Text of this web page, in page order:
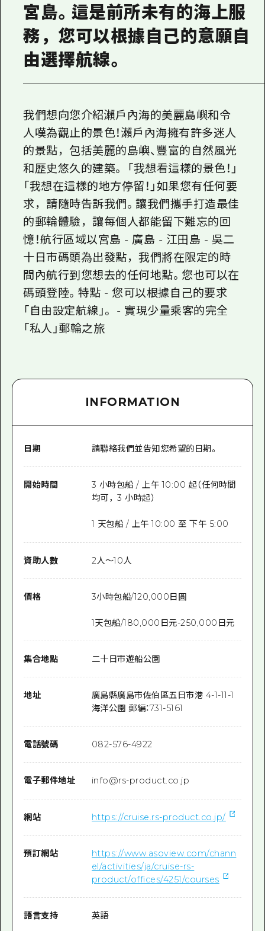
廣島縣觀光宣傳冊
宮島。這是前所未有的海上服
務，您可以根據自己的意願自
由選擇航線。
我們想向您介紹瀨戶內海的美麗島嶼和令
人嘆為觀止的景色！瀨戶內海擁有許多迷人
的景點，包括美麗的島嶼、豐富的自然風光
和歷史悠久的建築。 「我想看這樣的景色！」
「我想在這樣的地方停留！」如果您有任何要
求，請隨時告訴我們。讓我們攜手打造最佳
的郵輪體驗，讓每個人都能留下難忘的回
憶！航行區域以宮島 - 廣島 - 江田島 - 吳二
十日市碼頭為出發點，我們將在限定的時
間內航行到您想去的任何地點。您也可以在
碼頭登陸。特點 - 您可以根據自己的要求
「自由設定航線」。 - 實現少量乘客的完全
「私人」郵輪之旅
INFORMATION
日期 請聯絡我們並告知您希望的日期。
開始時間
3 小時包船 / 上午 10:00 起（任何時間
均可，3 小時起）
1 天包船 / 上午 10:00 至 下午 5:00
資助人數 2人～10人
價格 3小時包船/120,000日圓
1天包船/180,000日元-250,000日元
集合地點 二十日市遊船公園
地址
廣島縣廣島市佐伯區五日市港 4-1-11-1
海洋公園 郵編：731-5161
電話號碼 082-576-4922
電子郵件地址 info@rs-product.co.jp
網站 https://cruise.rs-product.co.jp/
預訂網站
https://www.asoview.com/chann
el/activities/ja/cruise-rs-
product/offices/4251/courses
語言支持 英語